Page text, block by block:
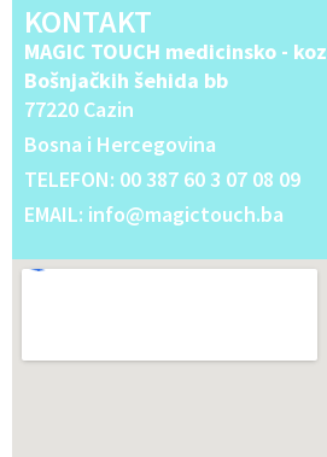
KONTAKT
MAGIC TOUCH medicinsko -
Bošnjačkih šehida bb
77220 Cazin
Bosna i Hercegovina
TELEFON: 00 387 60 3 07 08 09
EMAIL: info@magictouch.ba